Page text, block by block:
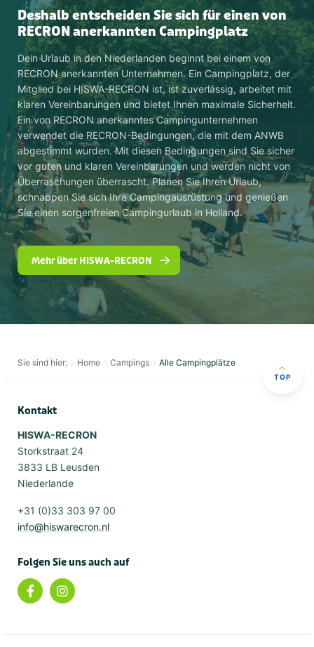
Deshalb entscheiden Sie sich für einen von
RECRON anerkannten Campingplatz
Dein Urlaub in den Niederlanden beginnt bei einem von
RECRON anerkannten Unternehmen. Ein Campingplatz, der
Mitglied bei HISWA-RECRON ist, ist zuverlässig, arbeitet mit
klaren Vereinbarungen und bietet Ihnen maximale Sicherheit.
Ein von RECRON anerkanntes Campingunternehmen
verwendet die RECRON-Bedingungen, die mit dem ANWB
abgestimmt wurden. Mit diesen Bedingungen sind Sie sicher
vor guten und klaren Vereinbarungen und werden nicht von
Überraschungen überrascht. Planen Sie Ihren Urlaub,
schnappen Sie sich Ihre Campingausrüstung und genießen
Sie einen sorgenfreien Campingurlaub in Holland.
Mehr über HISWA-RECRON
Sie sind hier: Home Campings Alle Campingplätze
TOP
Kontakt
HISWA-RECRON
Storkstraat 24
3833 LB Leusden
Niederlande
+31 (0)33 303 97 00
info@hiswarecron.nl
Folgen Sie uns auch auf